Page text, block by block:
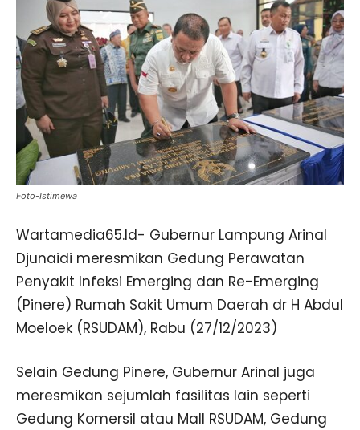
Foto-Istimewa
Wartamedia65.Id- Gubernur Lampung Arinal
Djunaidi meresmikan Gedung Perawatan
Penyakit Infeksi Emerging dan Re-Emerging
(Pinere) Rumah Sakit Umum Daerah dr H Abdul
Moeloek (RSUDAM), Rabu (27/12/2023)
Selain Gedung Pinere, Gubernur Arinal juga
meresmikan sejumlah fasilitas lain seperti
Gedung Komersil atau Mall RSUDAM, Gedung